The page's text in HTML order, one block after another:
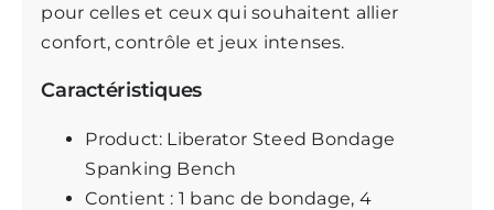
pour celles et ceux qui souhaitent allier
confort, contrôle et jeux intenses.
Caractéristiques
Product: Liberator Steed Bondage
Spanking Bench
Contient : 1 banc de bondage, 4